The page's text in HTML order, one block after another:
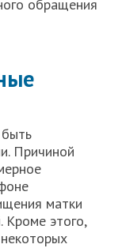
обращения
Причиной
матки
Кроме этого,